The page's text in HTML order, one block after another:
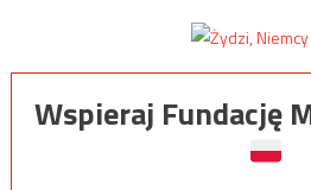
Wspieraj Fundację